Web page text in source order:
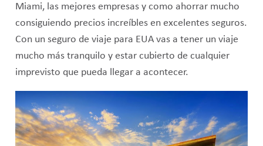
Miami, las mejores empresas y como ahorrar mucho
consiguiendo precios increíbles en excelentes seguros.
Con un seguro de viaje para EUA vas a tener un viaje
mucho más tranquilo y estar cubierto de cualquier
imprevisto que pueda llegar a acontecer.